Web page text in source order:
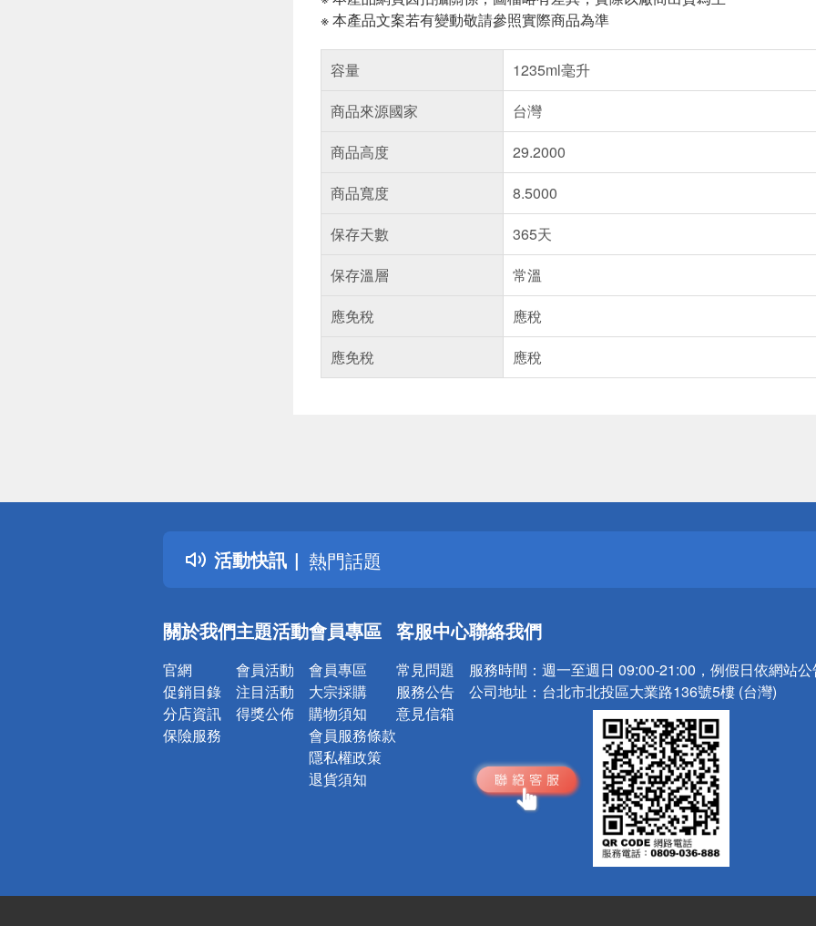
※ 本產品文案若有變動敬請參照實際商品為準
容量
1235ml毫升
商品來源國家
台灣
商品高度
29.2000
商品寬度
8.5000
保存天數
365天
保存溫層
常溫
應免稅
應稅
應免稅
應稅
活動快訊
詐騙網頁！請小心！
得獎公告
熱門話題
銀行優惠
詐騙網頁！請小心！
關於我們
官網
促銷目錄
分店資訊
保險服務
主題活動
會員活動
注目活動
得獎公佈
會員專區
會員專區
大宗採購
購物須知
會員服務條款
隱私權政策
退貨須知
客服中心
常見問題
服務公告
意見信箱
聯絡我們
服務時間： 週一至週日 09:00-21:00，例假日依網站
公司地址： 台北市北投區大業路136號5樓 (台灣)